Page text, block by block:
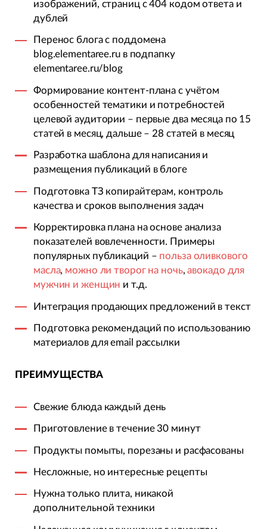
изображений, страниц с 404 кодом ответа и
дублей
Перенос блога с поддомена
blog.elementaree.ru в подпапку
elementaree.ru/blog
Формирование контент-плана с учётом
особенностей тематики и потребностей
целевой аудитории – первые два месяца по 15
статей в месяц, дальше – 28 статей в месяц
Разработка шаблона для написания и
размещения публикаций в блоге
Подготовка ТЗ копирайтерам, контроль
качества и сроков выполнения задач
Корректировка плана на основе анализа
показателей вовлеченности. Примеры
популярных публикаций – польза оливкового
масла, можно ли творог на ночь,авокадо для
мужчин и женщин и т.д.
Интеграция продающих предложений в текст
Подготовка рекомендаций по использованию
материалов для email рассылки
ПРЕИМУЩЕСТВА
Свежие блюда каждый день
Приготовление в течение 30 минут
Продукты помыты, порезаны и расфасованы
Несложные, но интересные рецепты
Нужна только плита, никакой
дополнительной техники